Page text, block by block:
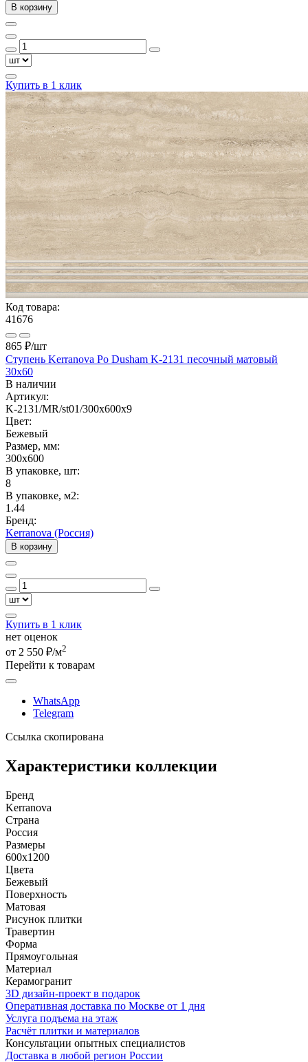
В корзину
Купить в 1 клик
Код товара:
41676
865 ₽/шт
Ступень Kerranova Po Dusham K-2131 песочный матовый
30x60
В наличии
Артикул:
K-2131/MR/st01/300x600x9
Цвет:
Бежевый
Размер, мм:
300x600
В упаковке, шт:
8
В упаковке, м2:
1.44
Бренд:
Kerranova (Россия)
В корзину
Купить в 1 клик
нет оценок
от 2 550 ₽/м2
Перейти к товарам
WhatsApp
Telegram
Ссылка скопирована
Характеристики коллекции
Бренд
Kerranova
Страна
Россия
Размеры
600x1200
Цвета
Бежевый
Поверхность
Матовая
Рисунок плитки
Травертин
Форма
Прямоугольная
Материал
Керамогранит
3D дизайн-проект в подарок
Оперативная доставка по Москве от 1 дня
Услуга подъема на этаж
Расчёт плитки и материалов
Консультации опытных специалистов
Доставка в любой регион России